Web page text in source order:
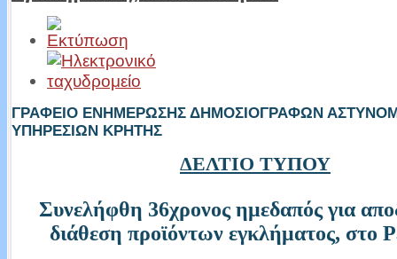
ΓΡΑΦΕΙΟ ΕΝΗΜΕΡΩΣΗΣ ΔΗΜΟΣΙΟΓΡΑΦΩΝ
ΥΠΗΡΕΣΙΩΝ ΚΡΗΤΗΣ
ΔΕΛΤΙΟ ΤΥΠΟΥ
Συνελήφθη 36χρονος ημεδαπός για
διάθεση προϊόντων εγκλήματος, στο